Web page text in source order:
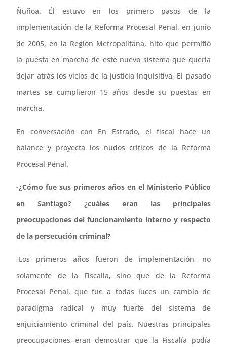
Ñuñoa. Él estuvo en los primero pasos de la
implementación de la Reforma Procesal Penal, en junio
de 2005, en la Región Metropolitana, hito que permitió
la puesta en marcha de este nuevo sistema que quería
dejar atrás los vicios de la justicia inquisitiva, El pasado
martes se cumplieron 15 años desde su puestas en
marcha.
En conversación con En Estrado, el fiscal hace un
balance y proyecta los nudos críticos de la Reforma
Procesal Penal.
-¿Cómo fue sus primeros años en el Ministerio Público
en Santiago? ¿cuáles eran las principales
preocupaciones del funcionamiento interno y respecto
de la persecución criminal?
-Los primeros años fueron de implementación, no
solamente de la Fiscalía, sino que de la Reforma
Procesal Penal, que fue a todas luces un cambio de
paradigma radical y muy fuerte del sistema de
enjuiciamiento criminal del país. Nuestras principales
preocupaciones eran demostrar que la Fiscalía podía